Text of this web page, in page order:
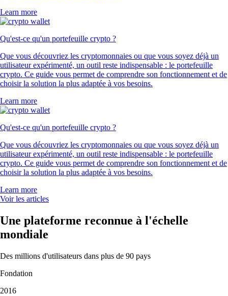
Learn more
Qu'est-ce qu'un portefeuille crypto ?
Que vous découvriez les cryptomonnaies ou que vous soyez déjà un
utilisateur expérimenté, un outil reste indispensable : le portefeuille
crypto. Ce guide vous permet de comprendre son fonctionnement et de
choisir la solution la plus adaptée à vos besoins.
Learn more
Qu'est-ce qu'un portefeuille crypto ?
Que vous découvriez les cryptomonnaies ou que vous soyez déjà un
utilisateur expérimenté, un outil reste indispensable : le portefeuille
crypto. Ce guide vous permet de comprendre son fonctionnement et de
choisir la solution la plus adaptée à vos besoins.
Learn more
Voir les articles
Une plateforme reconnue à l'échelle
mondiale
Des millions d'utilisateurs dans plus de 90 pays
Fondation
2016